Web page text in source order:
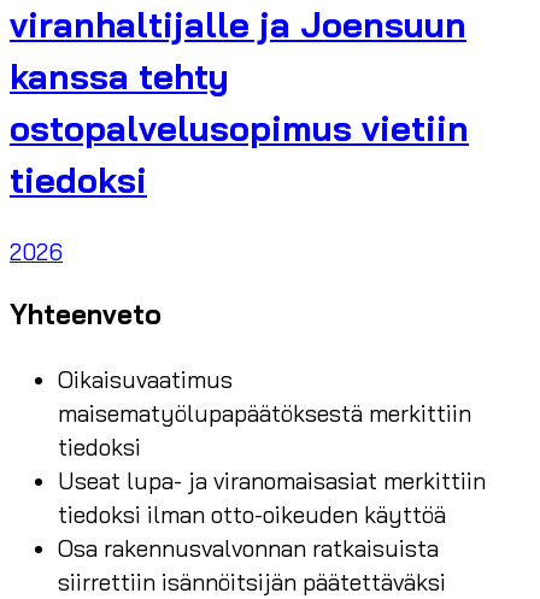
viranhaltijalle ja Joensuun
kanssa tehty
ostopalvelusopimus vietiin
tiedoksi
2026
Yhteenveto
Oikaisuvaatimus
maisematyölupapäätöksestä merkittiin
tiedoksi
Useat lupa- ja viranomaisasiat merkittiin
tiedoksi ilman otto-oikeuden käyttöä
Osa rakennusvalvonnan ratkaisuista
siirrettiin isännöitsijän päätettäväksi